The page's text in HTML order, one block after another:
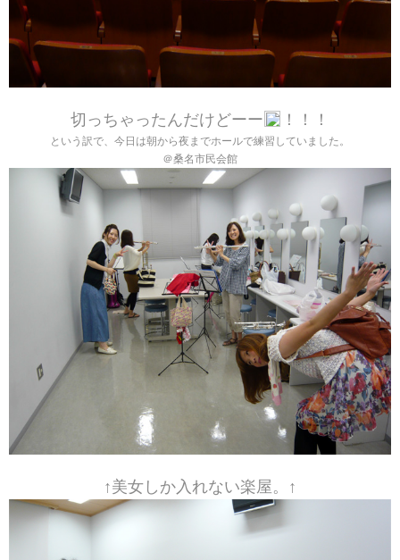
切っちゃったんだけどーー ！！！
という訳で、今日は朝から夜までホールで練習していました。
＠桑名市民会館
↑美女しか入れない楽屋。↑